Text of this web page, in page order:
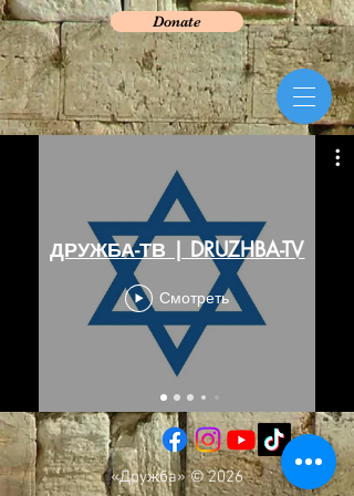
Donate
ДРУЖБА-ТВ | DRUZHBA-TV
Смотреть
«Дружба» © 2026